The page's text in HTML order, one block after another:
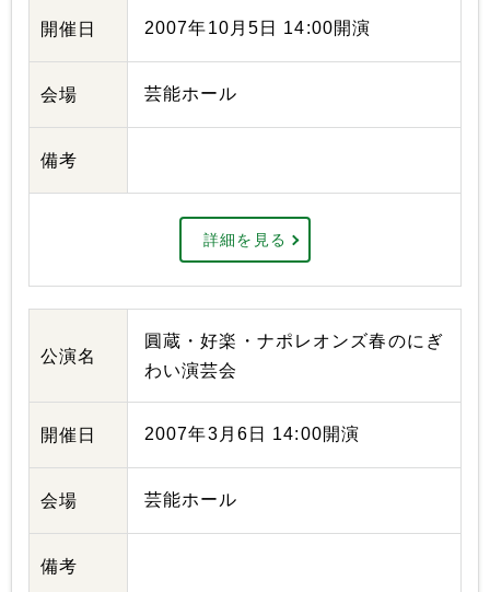
開催日 2007年10月5日 14:00開演
会場 芸能ホール
備考
詳細を見る
公演名
圓蔵・好楽・ナポレオンズ春のにぎ
わい演芸会
開催日 2007年3月6日 14:00開演
会場 芸能ホール
備考